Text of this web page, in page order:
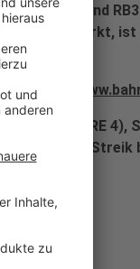
RB20 und
Linien auswirkt,
Express (RE 4),
nicht vom